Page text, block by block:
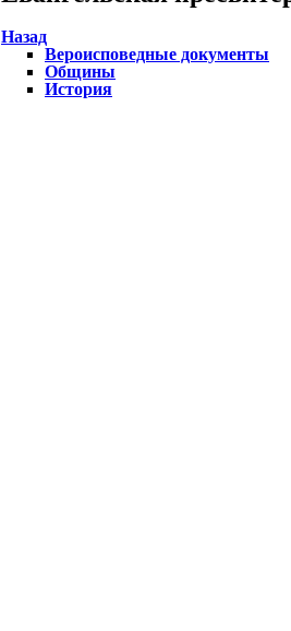
Назад
Вероисповедные документы
Общины
История